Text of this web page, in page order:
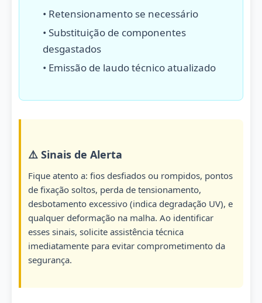
• Retensionamento se necessário
• Substituição de componentes
desgastados
• Emissão de laudo técnico atualizado
⚠️ Sinais de Alerta
Fique atento a: fios desfiados ou rompidos, pontos
de fixação soltos, perda de tensionamento,
desbotamento excessivo (indica degradação UV), e
qualquer deformação na malha. Ao identificar
esses sinais, solicite assistência técnica
imediatamente para evitar comprometimento da
segurança.